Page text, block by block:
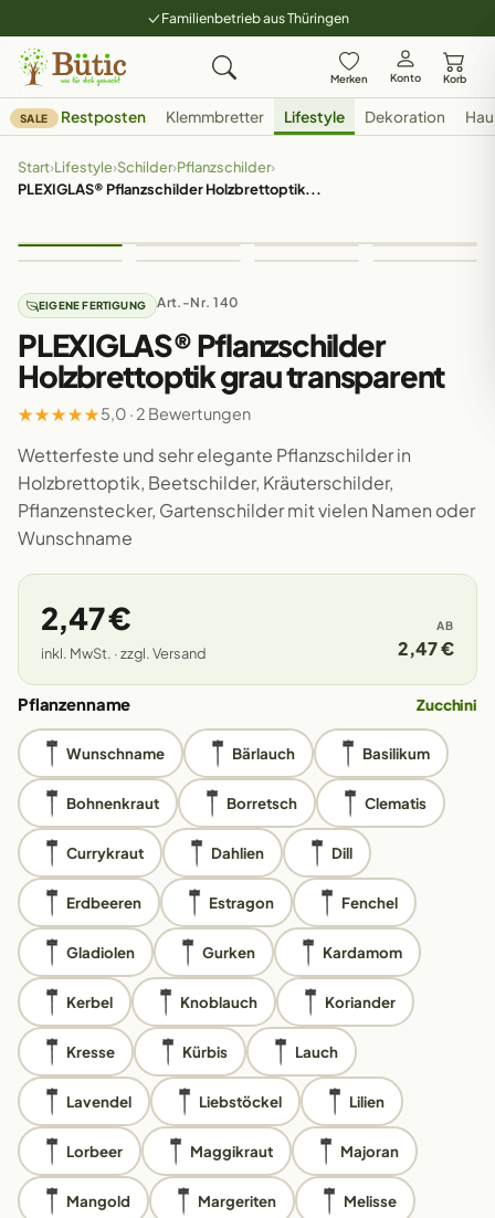
Familienbetrieb aus Thüringen
Merken Konto Korb
SALE Restposten Klemmbretter Lifestyle Dekoration
Start›Lifestyle›Schilder›Pflanzschilder›
PLEXIGLAS® Pflanzschilder Holzbrettoptik...
EIGENE FERTIGUNG Art.-Nr. 140
PLEXIGLAS® Pflanzschilder
Holzbrettoptik grau transparent
★★★★★5,0 · 2 Bewertungen
Wetterfeste und sehr elegante Pflanzschilder in
Holzbrettoptik, Beetschilder, Kräuterschilder,
Pflanzenstecker, Gartenschilder mit vielen Namen oder
Wunschname
2,47 €
inkl. MwSt. · zzgl. Versand
AB
2,47 €
Pflanzenname Zucchini
Wunschname Bärlauch Basilikum
Bohnenkraut Borretsch Clematis
Currykraut Dahlien Dill
Erdbeeren Estragon Fenchel
Gladiolen Gurken Kardamom
Kerbel Knoblauch Koriander
Kresse Kürbis Lauch
Lavendel Liebstöckel Lilien
Lorbeer Maggikraut Majoran
Mangold Margeriten Melisse